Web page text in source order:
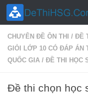
Skip to content
CHUYÊN ĐỀ ÔN THI / ĐỀ
GIỎI LỚP 10 CÓ ĐÁP ÁN
QUỐC GIA / ĐỀ THI HỌC
Đề thi chọn học